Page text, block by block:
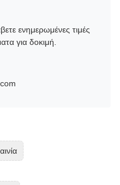
ενημερωμένες τιμές
για δοκιμή.